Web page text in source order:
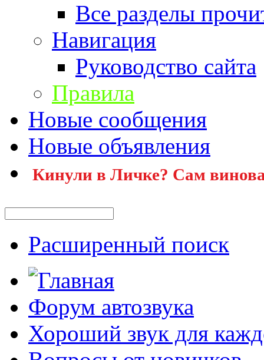
Все разделы
Навигация
Руководство сайта
Правила
Новые сообщения
Новые объявления
Кинули в Личке? Сам
Расширенный поиск
Форум автозвука
Хороший звук для